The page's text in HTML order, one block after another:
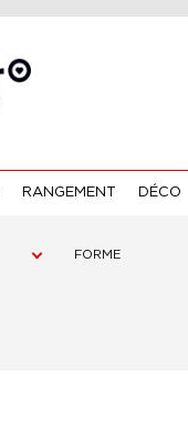
RANGEMENT DÉCO
FORME